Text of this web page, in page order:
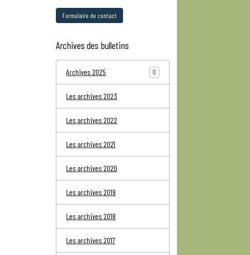
Formulaire de contact
Archives des bulletins
Archives 2025 0
Les archives 2023
Les archives 2022
Les archives 2021
Les archives 2020
Les archives 2019
Les archives 2018
Les archives 2017